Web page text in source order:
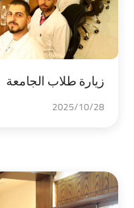
زيارة طلاب الجامعة
2025/10/28